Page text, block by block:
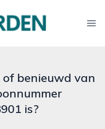
of benieuwd van
is?